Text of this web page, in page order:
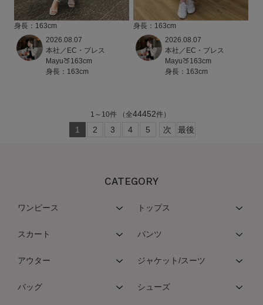
身長：163cm
2026.08.07
本社／EC・プレス
Mayu🍑163cm
身長：163cm
身長：163cm
2026.08.07
本社／EC・プレス
Mayu🍑163cm
身長：163cm
1 ～ 10件 （全44452件）
1 2 3 4 5 次 最後
CATEGORY
ワンピース トップス
スカート パンツ
アウター ジャケット/スーツ
バッグ シューズ